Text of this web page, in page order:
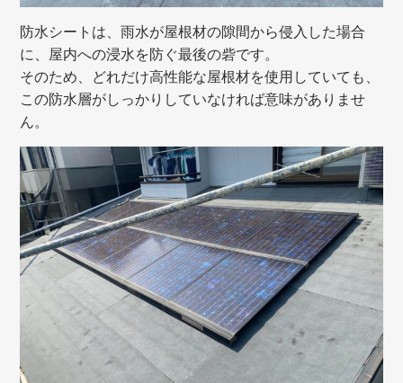
防水シートは、雨水が屋根材の隙間から侵入した場合
に、屋内への浸水を防ぐ最後の砦です。
そのため、どれだけ高性能な屋根材を使用していても、
この防水層がしっかりしていなければ意味がありませ
ん。